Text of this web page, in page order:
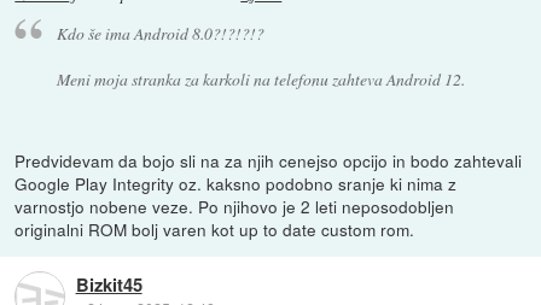
Kdo še ima Android 8.0?!?!?!?
Meni moja stranka za karkoli na telefonu zahteva Android 12.
Predvidevam da bojo sli na za njih cenejso opcijo in bodo zahtevali
Google Play Integrity oz. kaksno podobno sranje ki nima z
varnostjo nobene veze. Po njihovo je 2 leti neposodobljen
originalni ROM bolj varen kot up to date custom rom.
Bizkit45